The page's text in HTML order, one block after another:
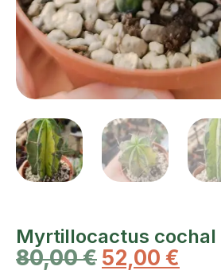
Myrtillocactus cochal
80,00€ 52,00 €